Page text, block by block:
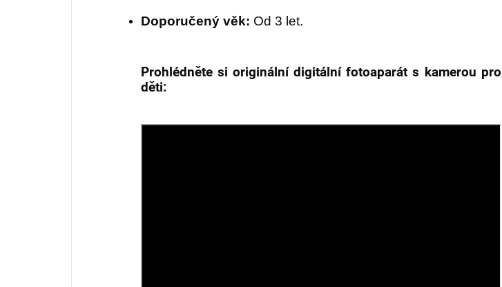
Doporučený věk: Od 3 let.
Prohlédněte si originální digitální fotoaparát s kamerou pro
děti: